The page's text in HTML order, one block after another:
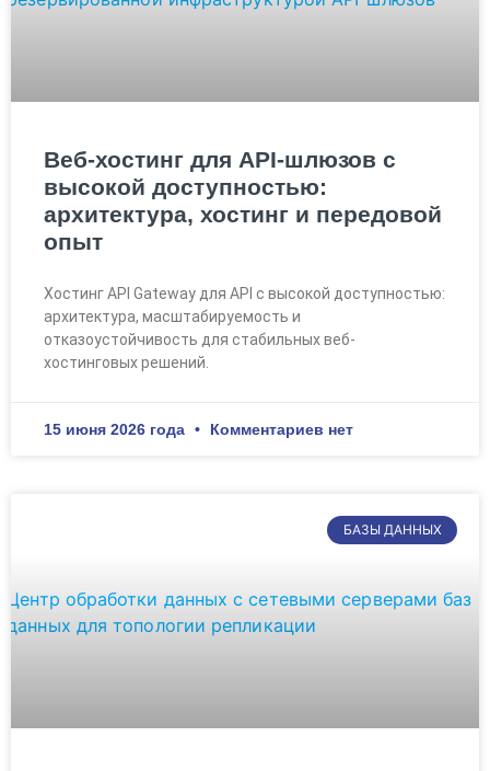
Веб-хостинг для API-шлюзов с
высокой доступностью:
архитектура, хостинг и передовой
опыт
Хостинг API Gateway для API с высокой доступностью:
архитектура, масштабируемость и
отказоустойчивость для стабильных веб-
хостинговых решений.
15 июня 2026 года Комментариев нет
БАЗЫ ДАННЫХ